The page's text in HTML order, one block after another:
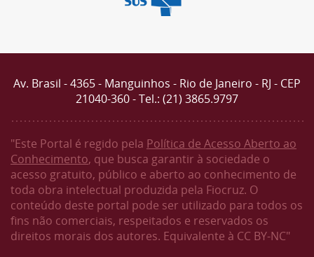
Av. Brasil - 4365 - Manguinhos - Rio de Janeiro - RJ - CEP
21040-360 - Tel.: (21) 3865.9797
"Este Portal é regido pela Política de Acesso Aberto ao
Conhecimento, que busca garantir à sociedade o
acesso gratuito, público e aberto ao conhecimento de
toda obra intelectual produzida pela Fiocruz. O
conteúdo deste portal pode ser utilizado para todos os
fins não comerciais, respeitados e reservados os
direitos morais dos autores. Equivalente à CC BY-NC"